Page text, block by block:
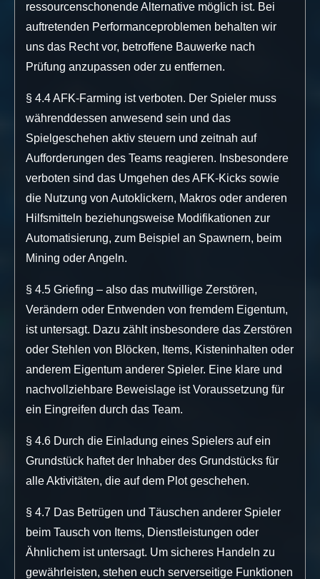
ressourcenschonende Alternative möglich ist. Bei
auftretenden Performanceproblemen behalten wir
uns das Recht vor, betroffene Bauwerke nach
Prüfung anzupassen oder zu entfernen.
§ 4.4 AFK-Farming ist verboten. Der Spieler muss
währenddessen anwesend sein und das
Spielgeschehen aktiv steuern und zeitnah auf
Aufforderungen des Teams reagieren. Insbesondere
verboten sind das Umgehen des AFK-Kicks sowie
die Nutzung von Autoklickern, Makros oder anderen
Hilfsmitteln beziehungsweise Modifikationen zur
Automatisierung, zum Beispiel an Spawnern, beim
Mining oder Angeln.
§ 4.5 Griefing – also das mutwillige Zerstören,
Verändern oder Entwenden von fremdem Eigentum,
ist untersagt. Dazu zählt insbesondere das Zerstören
oder Stehlen von Blöcken, Items, Kisteninhalten oder
anderem Eigentum anderer Spieler. Eine klare und
nachvollziehbare Beweislage ist Voraussetzung für
ein Eingreifen durch das Team.
§ 4.6 Durch die Einladung eines Spielers auf ein
Grundstück haftet der Inhaber des Grundstücks für
alle Aktivitäten, die auf dem Plot geschehen.
§ 4.7 Das Betrügen und Täuschen anderer Spieler
beim Tausch von Items, Dienstleistungen oder
Ähnlichem ist untersagt. Um sicheres Handeln zu
gewährleisten, stehen euch serverseitige Funktionen